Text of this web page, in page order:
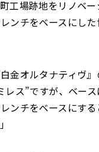
工場跡地をリノベ
ンチをベースにし
白金オルタナティヴ
レス”ですが、ベー
ンチをベースにする